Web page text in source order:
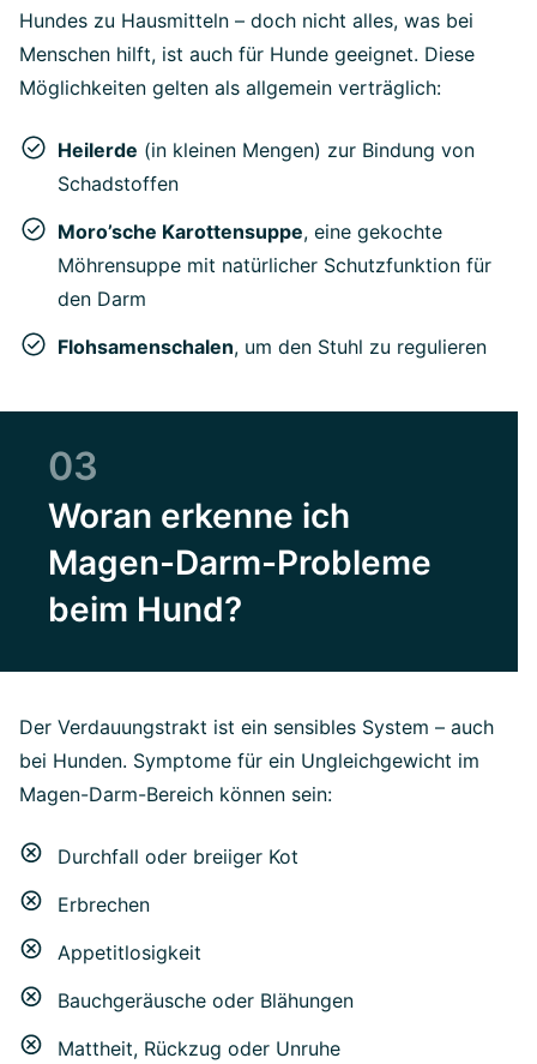
Hundes zu Hausmitteln – doch nicht alles, was bei
Menschen hilft, ist auch für Hunde geeignet. Diese
Möglichkeiten gelten als allgemein verträglich:
Heilerde (in kleinen Mengen) zur Bindung von
Schadstoffen
Moro’sche Karottensuppe, eine gekochte
Möhrensuppe mit natürlicher Schutzfunktion für
den Darm
Flohsamenschalen, um den Stuhl zu regulieren
03
Woran erkenne ich
Magen-Darm-Probleme
beim Hund?
Der Verdauungstrakt ist ein sensibles System – auch
bei Hunden. Symptome für ein Ungleichgewicht im
Magen-Darm-Bereich können sein:
Durchfall oder breiiger Kot
Erbrechen
Appetitlosigkeit
Bauchgeräusche oder Blähungen
Mattheit, Rückzug oder Unruhe